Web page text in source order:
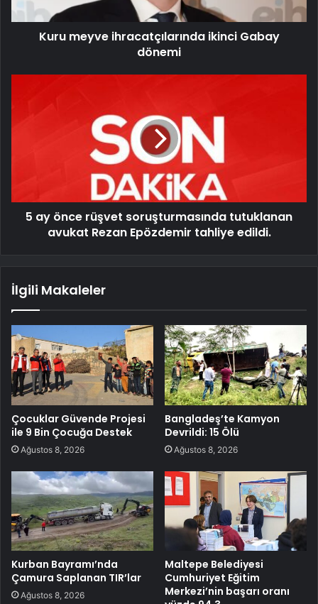
Kuru meyve ihracatçılarında ikinci Gabay
dönemi
5 ay önce rüşvet soruşturmasında tutuklanan
avukat Rezan Epözdemir tahliye edildi.
İlgili Makaleler
Çocuklar Güvende Projesi
ile 9 Bin Çocuğa Destek
Ağustos 8, 2026
Bangladeş’te Kamyon
Devrildi: 15 Ölü
Ağustos 8, 2026
Kurban Bayramı’nda
Çamura Saplanan TIR’lar
Ağustos 8, 2026
Maltepe Belediyesi
Cumhuriyet Eğitim
Merkezi’nin başarı oranı